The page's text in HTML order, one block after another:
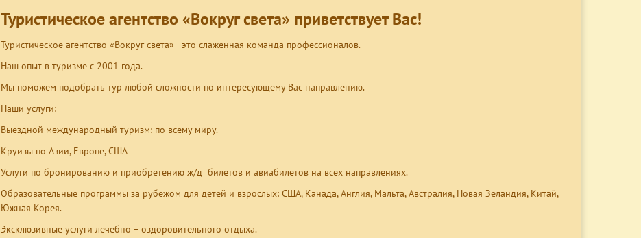
Туристическое агентство «Вокруг света» приветствует Вас!
Туристическое агентство «Вокруг света» - это слаженная команда профессионалов.
Наш опыт в туризме с 2001 года.
Мы поможем подобрать тур любой сложности по интересующему Вас направлению.
Наши услуги:
Выездной международный туризм: по всему миру.
Круизы по Азии, Европе, США
Услуги по бронированию и приобретению ж/д билетов и авиабилетов на всех направлениях.
Образовательные программы за рубежом для детей и взрослых: США, Канада, Англия, Мальта, Австралия, Новая Зеландия, Китай,
Южная Корея.
Эксклюзивные услуги лечебно – оздоровительного отдыха.